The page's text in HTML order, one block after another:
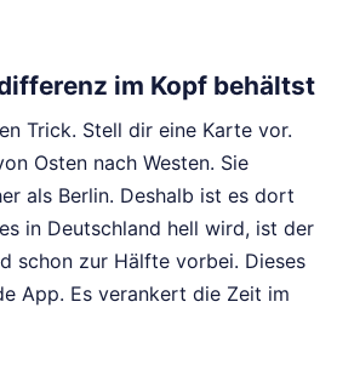
im Kopf behältst
Trick. Stell dir eine Karte vor.
Osten nach Westen. Sie
als Berlin. Deshalb ist es dort
in Deutschland hell wird, ist der
schon zur Hälfte vorbei. Dieses
App. Es verankert die Zeit im